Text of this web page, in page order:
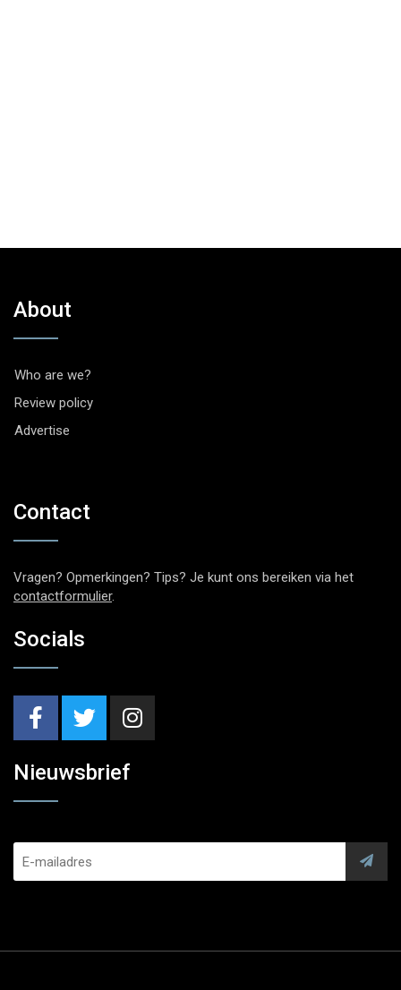
About
Who are we?
Review policy
Advertise
Contact
Vragen? Opmerkingen? Tips? Je kunt ons bereiken via het
contactformulier.
Socials
Nieuwsbrief